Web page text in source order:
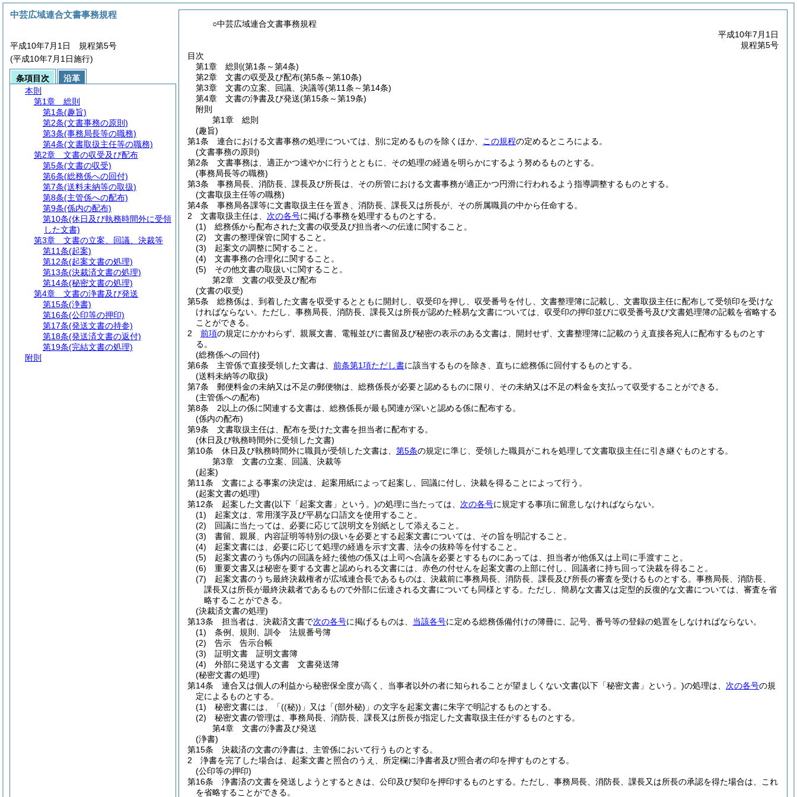
○中芸広域連合文書事務規程
平成10年7月1日
規程第5号
目次
第1章
総則 (第1条～第4条)
第2章
文書の収受及び配布(第5条～第10条)
第3章
文書の立案、回議、決議等(第11条～第14条)
第4章
文書の浄書及び発送(第15条～第19条)
附則
第1章
総則
(趣旨)
第1条
連合における文書事務の処理については、別に定めるものを除くほか、 この規程の定めるところによる。
(文書事務の原則)
第2条
文書事務は、適正かつ速やかに行うとともに、その処理の経過を明らかにするよう努めるものとする。
(事務局長等の職務)
第3条
事務局長、消防長、課長及び所長は、その所管における文書事務が適正かつ円滑に行われるよう指導調整するものとする。
(文書取扱主任等の職務)
第4条
事務局各課等に文書取扱主任を置き、消防長、課長又は所長が、その所属職員の中から任命する。
2
文書取扱主任は、 次の各号に掲げる事務を処理するものとする。
(1)
総務係から配布された文書の収受及び担当者への伝達に関すること。
(2)
文書の整理保管に関すること。
(3)
起案文の調整に関すること。
(4)
文書事務の合理化に関すること。
(5)
その他文書の取扱いに関すること。
第2章
文書の収受及び配布
(文書の収受)
第5条
総務係は、到着した文書を収受するとともに開封し、収受印を押し、収受番号を付し、文書整理簿に記載し、文書取扱主任に配布して受領印を受けな
ければならない。 ただし、事務局長、消防長、課長又は所長が認めた軽易な文書については、収受印の押印並びに収受番号及び文書処理簿の記載を省略する
ことができる。
2
前項の規定にかかわらず、親展文書、電報並びに書留及び秘密の表示のある文書は、開封せず、文書整理簿に記載のうえ直接各宛人に配布するものとす
る。
(総務係への回付)
第6条
主管係で直接受領した文書は、 前条第1項ただし書に該当するものを除き、直ちに総務係に回付するものとする。
(送料未納等の取扱)
第7条
郵便料金の未納又は不足の郵便物は、総務係長が必要と認めるものに限り、その未納又は不足の料金を支払って収受することができる。
(主管係への配布)
第8条
2以上の係に関連する文書は、総務係長が最も関連が深いと認める係に配布する。
(係内の配布)
第9条
文書取扱主任は、配布を受けた文書を担当者に配布する。
(休日及び執務時間外に受領した文書)
第10条
休日及び執務時間外に職員が受領した文書は、 第5条の規定に準じ、受領した職員がこれを処理して文書取扱主任に引き継ぐものとする。
第3章
文書の立案、回議、決裁等
(起案)
第11条
文書による事案の決定は、起案用紙によって起案し、回議に付し、決裁を得ることによって行う。
(起案文書の処理)
第12条
起案した文書(以下「起案文書」という。)の処理に当たっては、 次の各号に規定する事項に留意しなければならない。
(1)
起案文は、常用漢字及び平易な口語文を使用すること。
(2)
回議に当たっては、必要に応じて説明文を別紙として添えること。
(3)
書留、親展、内容証明等特別の扱いを必要とする起案文書については、その旨を明記すること。
(4)
起案文書には、必要に応じて処理の経過を示す文書、法令の抜粋等を付すること。
(5)
起案文書のうち係内の回議を経た後他の係又は上司へ合議を必要とするものにあっては、担当者が他係又は上司に手渡すこと。
(6)
重要文書又は秘密を要する文書と認められる文書には、赤色の付せんを起案文書の上部に付し、回議者に持ち回って決裁を得ること。
(7)
起案文書のうち最終決裁権者が広域連合長であるものは、決裁前に事務局長、消防長、課長及び所長の審査を受けるものとする。 事務局長、消防長、
課長又は所長が最終決裁者であるもので外部に伝達される文書についても同様とする。 ただし、簡易な文書又は定型的反復的な文書については、審査を省
略することができる。
(決裁済文書の処理)
第13条
担当者は、決裁済文書で次の各号に掲げるものは、 当該各号に定める総務係備付けの簿冊に、記号、番号等の登録の処置をしなければならない。
(1)
条例、規則、訓令 法規番号簿
(2)
告示 告示台帳
(3)
証明文書 証明文書簿
(4)
外部に発送する文書 文書発送簿
(秘密文書の処理)
第14条
連合又は個人の利益から秘密保全度が高く、当事者以外の者に知られることが望ましくない文書(以下「秘密文書」という。)の処理は、 次の各号の規
定によるものとする。
(1)
秘密文書には、「((秘)) 」又は「(部外秘) 」の文字を起案文書に朱字で明記するものとする。
(2)
秘密文書の管理は、事務局長、消防長、課長又は所長が指定した文書取扱主任がするものとする。
第4章
文書の浄書及び発送
(浄書)
第15条
決裁済の文書の浄書は、主管係において行うものとする。
2
浄書を完了した場合は、起案文書と照合のうえ、所定欄に浄書者及び照合者の印を押すものとする。
(公印等の押印)
第16条
浄書済の文書を発送しようとするときは、公印及び契印を押印するものとする。 ただし、事務局長、消防長、課長又は所長の承認を得た場合は、これ
を省略することができる。
中芸広域連合文書事務規程
平成10年7月1日 規程第5号
(平成10年7月1日施行)
条項目次
沿革
本則
第1章
総則
第1条(趣旨)
第2条(文書事務の原則)
第3条(事務局長等の職務)
第4条(文書取扱主任等の職務)
第2章
文書の収受及び配布
第5条(文書の収受)
第6条(総務係への回付)
第7条(送料未納等の取扱)
第8条(主管係への配布)
第9条(係内の配布)
第10条(休日及び執務時間外に受領
した文書)
第3章
文書の立案、回議、決裁等
第11条(起案)
第12条(起案文書の処理)
第13条(決裁済文書の処理)
第14条(秘密文書の処理)
第4章
文書の浄書及び発送
第15条(浄書)
第16条(公印等の押印)
第17条(発送文書の持参)
第18条(発送済文書の返付)
第19条(完結文書の処理)
附則